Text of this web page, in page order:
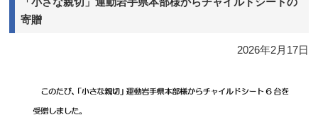
「小さな親切」運動岩手県本部様からチャイルドシートの
寄贈
2026年2月17日